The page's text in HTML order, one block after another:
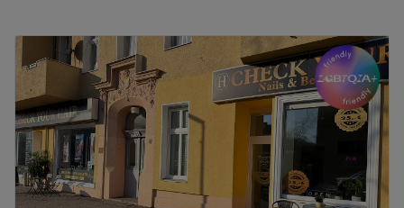
Expertise: Nina ist staatlich anerkannte Kosmetikerin und
bildet sich regelmäßig weiter!
Extras: Parkmöglichkeiten vor Ort.
Zurück zur Salonansicht
Dienstag
10:00–20:00
Mittwoch
10:00 20:00
Donnerstag
10:00–20:00
Freitag
10:00–20:00
Samstag
10:00– 19:00
Sonntag
Geschlossen
In Sachen Nagelpflege kannst du dem Team von T.D